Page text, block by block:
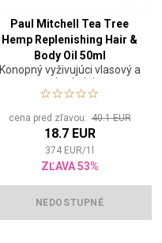
Paul Mitchell Tea Tree
Hemp Replenishing Hair &
Body Oil 50ml
Konopný vyživujúci vlasový a
telový olej
cena pred zľavou:40.1 EUR
18.7 EUR
374 EUR/1
ZĽAVA 53%
NEDOSTUPNÉ